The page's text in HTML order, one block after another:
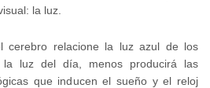
la luz.
cerebro relacione la luz azul de los
la luz del día, menos producirá las
que inducen el sueño y el reloj